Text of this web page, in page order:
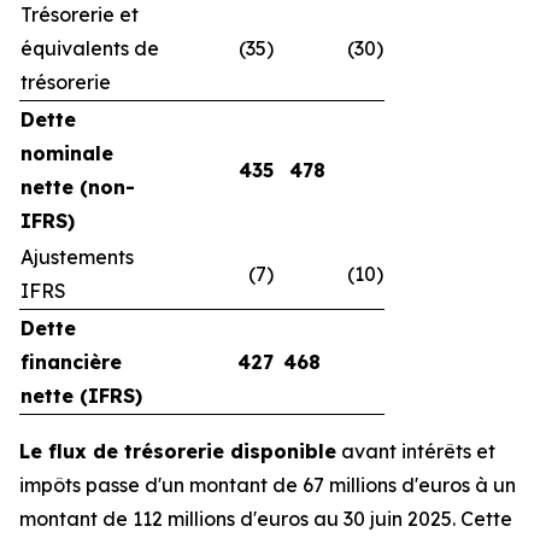
Trésorerie et
équivalents de
trésorerie
(35) (30)
Dette
nominale
nette (non-
IFRS)
435 478
Ajustements
IFRS
(7) (10)
Dette
financière
nette (IFRS)
427 468
Le flux de trésorerie disponible avant intérêts et
impôts passe d'un montant de 67 millions d'euros à un
montant de 112 millions d'euros au 30 juin 2025. Cette